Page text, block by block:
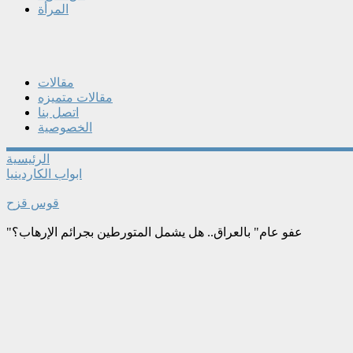
المرأة
مقالات
مقالات متميزه
اتصل بنا
الخصوصية
الرئيسية
ابواب الكاردينيا
قوس قزح
"عفو عام" بالعراق.. هل يشمل المتورطين بجرائم الإرهاب؟